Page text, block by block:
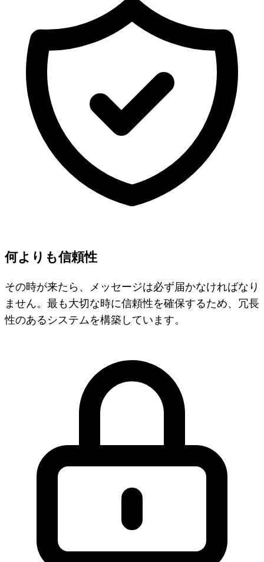
何よりも信頼性
その時が来たら、メッセージは必ず届かなければなり
ません。最も大切な時に信頼性を確保するため、冗長
性のあるシステムを構築しています。